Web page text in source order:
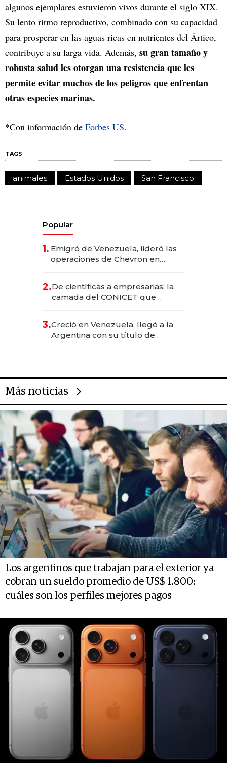
algunos ejemplares estuvieron vivos durante el siglo XIX.
Su lento ritmo reproductivo, combinado con su capacidad
para prosperar en las aguas ricas en nutrientes del Ártico,
contribuye a su larga vida. Además, su gran tamaño y
robusta salud les otorgan una resistencia que les
permite evitar muchos de los peligros que enfrentan
otras especies marinas.
*Con información de Forbes US.
TAGS
animales Estados Unidos San Francisco
Popular
1. Emigró de Venezuela, lideró las
operaciones de Chevron en
2.De científicas a empresarias: la
camada del CONICET que
3.Creció en Venezuela, llegó a la
Argentina con su título de
Más noticias
Los argentinos que trabajan para el exterior ya
cobran un sueldo promedio de US$ 1.800:
cuáles son los perfiles mejores pagos